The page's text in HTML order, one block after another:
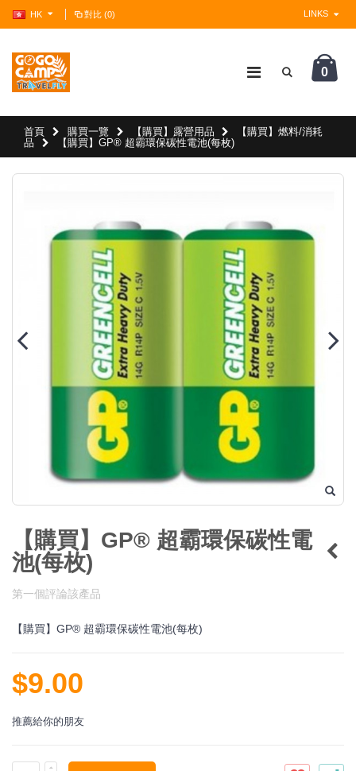
HK 對比 (0) LINKS
0
首頁 購買一覽 【購買】露營用品
【購買】燃料/消耗
品
【購買】GP® 超霸環保碳性電池(每枚)
【購買】GP® 超霸環保碳性電
池(每枚)
第一個評論該產品
【購買】GP® 超霸環保碳性電池(每枚)
$9.00
推薦給你的朋友